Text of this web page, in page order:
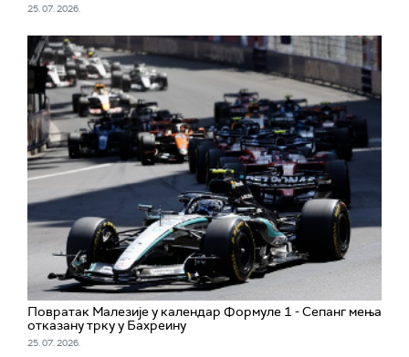
25. 07. 2026.
Повратак Малезије у календар Формуле 1 - Сепанг мења
отказану трку у Бахреину
25. 07. 2026.